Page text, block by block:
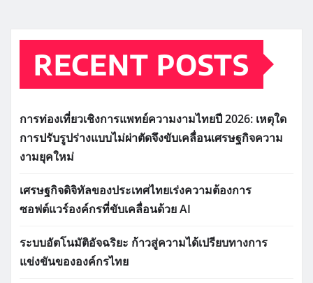
RECENT POSTS
การท่องเที่ยวเชิงการแพทย์ความงามไทยปี 2026: เหตุใด
การปรับรูปร่างแบบไม่ผ่าตัดจึงขับเคลื่อนเศรษฐกิจความ
งามยุคใหม่
เศรษฐกิจดิจิทัลของประเทศไทยเร่งความต้องการ
ซอฟต์แวร์องค์กรที่ขับเคลื่อนด้วย AI
ระบบอัตโนมัติอัจฉริยะ ก้าวสู่ความได้เปรียบทางการ
แข่งขันขององค์กรไทย